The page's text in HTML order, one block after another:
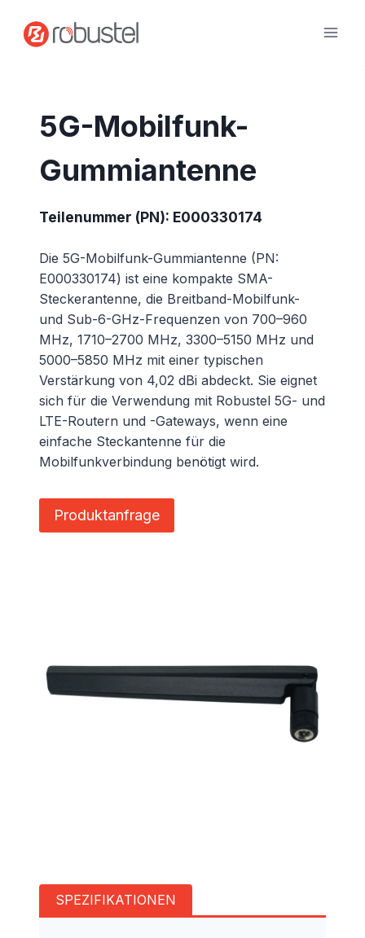
Inhalt
springen
5G-Mobilfunk-
Gummiantenne
Teilenummer (PN): E000330174
Die 5G-Mobilfunk-Gummiantenne (PN:
E000330174) ist eine kompakte SMA-
Steckerantenne, die Breitband-Mobilfunk-
und Sub-6-GHz-Frequenzen von 700–960
MHz, 1710–2700 MHz, 3300–5150 MHz und
5000–5850 MHz mit einer typischen
Verstärkung von 4,02 dBi abdeckt. Sie eignet
sich für die Verwendung mit Robustel 5G- und
LTE-Routern und -Gateways, wenn eine
einfache Steckantenne für die
Mobilfunkverbindung benötigt wird.
Produktanfrage
SPEZIFIKATIONEN